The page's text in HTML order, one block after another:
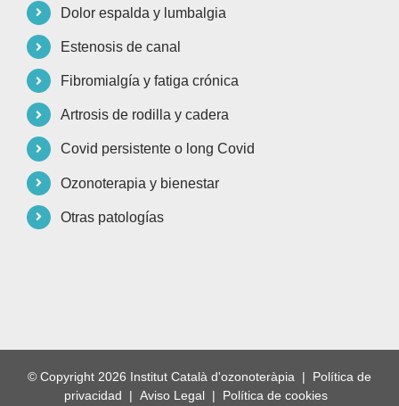
Dolor espalda y lumbalgia
Estenosis de canal
Fibromialgía y fatiga crónica
Artrosis de rodilla y cadera
Covid persistente o long Covid
Ozonoterapia y bienestar
Otras patologías
© Copyright 2026 Institut Català d'ozonoteràpia | Política de
privacidad | Aviso Legal | Política de cookies